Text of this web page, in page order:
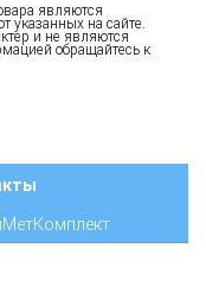
являются
указанных на сайте.
и не являются
обращайтесь к